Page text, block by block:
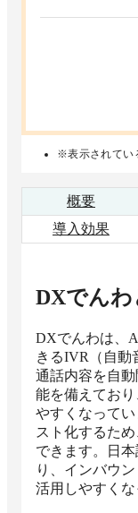
※表示されてい
概要
導入効果
DXでんわ
DXでんわは、
きるIVR（自動
通話内容を自
能を備えてお
やすくなって
スト化するた
できます。日
り、インバウ
活用しやすくな